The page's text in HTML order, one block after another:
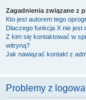
Zagadnienia związane z
Kto jest autorem tego
Dlaczego funkcja X nie jest
Z kim się kontaktować w
witryną?
Jak nawiązać kontakt z
Problemy z